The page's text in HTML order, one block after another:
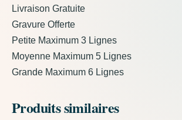
Livraison Gratuite
Gravure Offerte
Petite Maximum 3 Lignes
Moyenne Maximum 5 Lignes
Grande Maximum 6 Lignes
Produits similaires